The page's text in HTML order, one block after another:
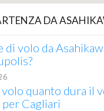
DA
di volo da
quanto dura il
Cagliari